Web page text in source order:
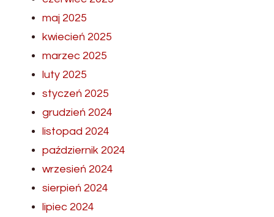
maj 2025
kwiecień 2025
marzec 2025
luty 2025
styczeń 2025
grudzień 2024
listopad 2024
październik 2024
wrzesień 2024
sierpień 2024
lipiec 2024